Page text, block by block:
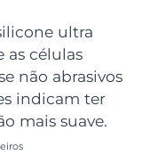
ultra
as células
não abrasivos
indicam ter
mais suave.
prevista
prevista8/11/26